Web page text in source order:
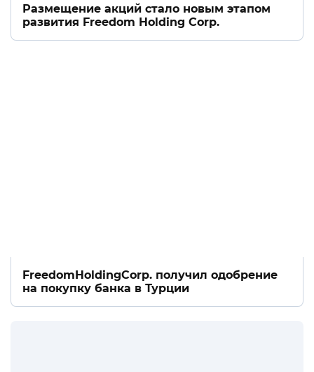
Размещение акций стало новым этапом
развития Freedom Holding Corp.
FreedomHoldingCorp. получил одобрение
на покупку банка в Турции